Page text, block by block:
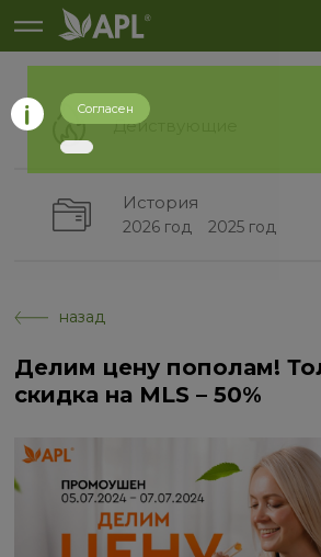
Действующие
История
2026 год 2025 год
назад
Делим цену пополам!
скидка на MLS – 50%
Согласен